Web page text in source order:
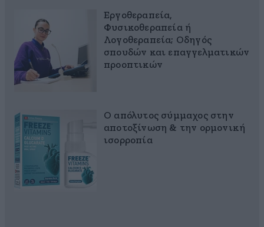
Εργοθεραπεία,
Φυσικοθεραπεία ή
Λογοθεραπεία; Οδηγός
σπουδών και επαγγελματικών
προοπτικών
Ο απόλυτος σύμμαχος στην
αποτοξίνωση & την ορμονική
ισορροπία